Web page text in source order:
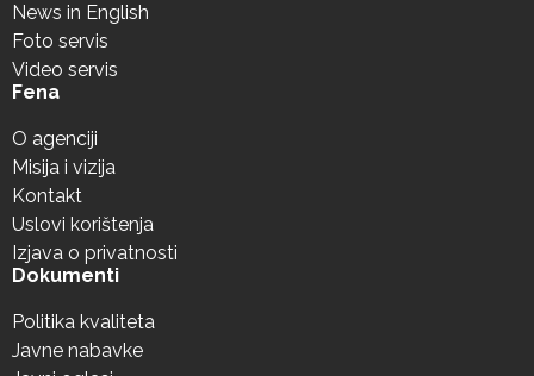
News in English
Foto servis
Video servis
Fena
O agenciji
Misija i vizija
Kontakt
Uslovi korištenja
Izjava o privatnosti
Dokumenti
Politika kvaliteta
Javne nabavke